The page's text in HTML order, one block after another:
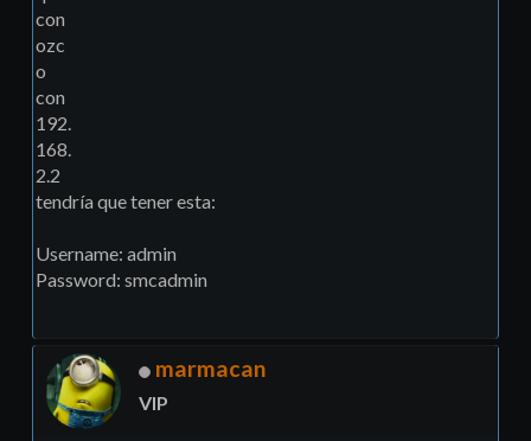
con
ozc
o
con
192.
168.
2.2
tendría que tener esta:
Username: admin
Password: smcadmin
marmacan
VIP